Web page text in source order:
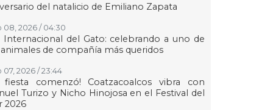
del natalicio de Emiliano Zapata
08, 2026 / 04:30
Internacional del Gato: celebrando a uno de
animales de compañía más queridos
07, 2026 / 23:44
fiesta comenzó! Coatzacoalcos vibra con
Turizo y Nicho Hinojosa en el Festival del
2026